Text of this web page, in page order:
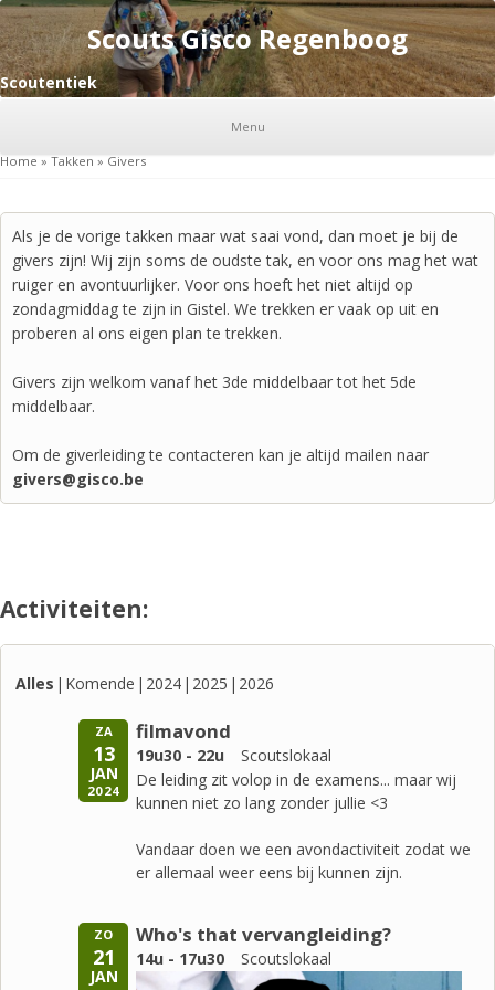
Scouts Gisco Regenboog
Scoutentiek
Menu
Home » Takken » Givers
Als je de vorige takken maar wat saai vond, dan moet je bij de
givers zijn! Wij zijn soms de oudste tak, en voor ons mag het wat
ruiger en avontuurlijker. Voor ons hoeft het niet altijd op
zondagmiddag te zijn in Gistel. We trekken er vaak op uit en
proberen al ons eigen plan te trekken.
Givers zijn welkom vanaf het 3de middelbaar tot het 5de
middelbaar.
Om de giverleiding te contacteren kan je altijd mailen naar
givers@gisco.be
Activiteiten:
Alles Komende 2024 2025 2026
ZA
13
JAN
2024
filmavond
19u30 - 22u
Scoutslokaal
De leiding zit volop in de examens... maar wij
kunnen niet zo lang zonder jullie <3
Vandaar doen we een avondactiviteit zodat we
er allemaal weer eens bij kunnen zijn.
ZO
21
JAN
Who's that vervangleiding?
14u - 17u30 Scoutslokaal